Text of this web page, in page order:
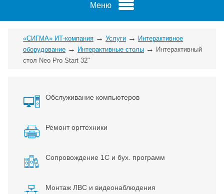
Меню
«СИГМА» ИТ-компания → Услуги → Интерактивное
оборудование → Интерактивные столы → Интерактивный
стол Neo Pro Start 32"
Обслуживание компьютеров
Ремонт оргтехники
Сопровождение 1С и бух. программ
Монтаж ЛВС и видеонаблюдения